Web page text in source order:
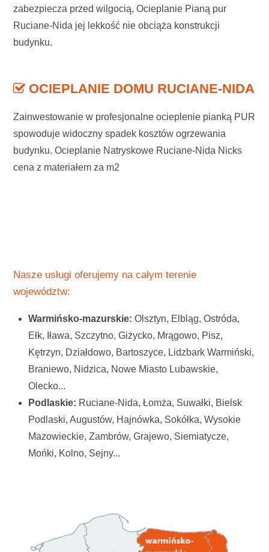
zabezpiecza przed wilgocią, Ocieplanie Pianą pur
Ruciane-Nida jej lekkość nie obciąża konstrukcji
budynku.
OCIEPLANIE DOMU RUCIANE-NIDA
Zainwestowanie w profesjonalne ocieplenie pianką PUR
spowoduje widoczny spadek kosztów ogrzewania
budynku. Ocieplanie Natryskowe Ruciane-Nida Nicks
cena z materiałem za m2
Nasze usługi oferujemy na całym terenie
województw:
Warmińsko-mazurskie:Olsztyn, Elbląg, Ostróda,
Ełk, Iława, Szczytno, Giżycko, Mrągowo, Pisz,
Kętrzyn, Działdowo, Bartoszyce, Lidzbark Warmiński,
Braniewo, Nidzica, Nowe Miasto Lubawskie,
Olecko...
Podlaskie: Ruciane-Nida, Łomża, Suwałki, Bielsk
Podlaski, Augustów, Hajnówka, Sokółka, Wysokie
Mazowieckie, Zambrów, Grajewo, Siemiatycze,
Mońki, Kolno, Sejny...